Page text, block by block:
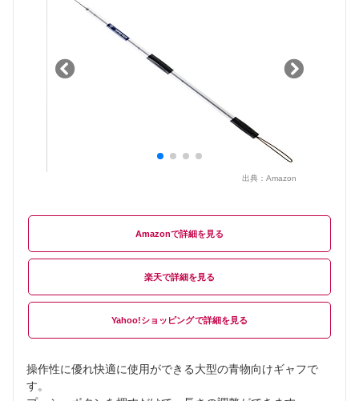
出典： Amazon
Amazon
楽天
Yahoo!ショッピング
操作性に優れ快適に使用ができる大型の青物向けギャフで
す。